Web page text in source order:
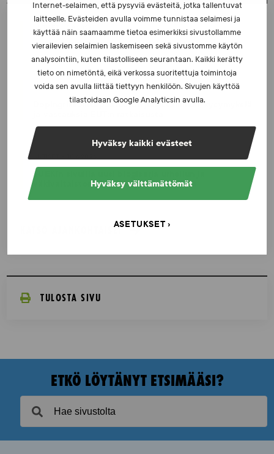
Internet-selaimen, että pysyviä evästeitä, jotka tallentuvat
laitteelle. Evästeiden avulla voimme tunnistaa selaimesi ja
käyttää näin saamaamme tietoa esimerkiksi sivustollamme
vierailevien selaimien laskemiseen sekä sivustomme käytön
analysointiin, kuten tilastolliseen seurantaan. Kaikki kerätty
tieto on nimetöntä, eikä verkossa suoritettuja toimintoja
voida sen avulla liittää tiettyyn henkilöön. Sivujen käyttöä
tilastoidaan Google Analyticsin avulla.
Hyväksy kaikki evästeet
Hyväksy välttämättömät
ASETUKSET
UUTISET - 5.8.2026
Iljukov SUEKin lääketieteelliseksi asiantuntijaksi
UUTISET - 16.7.2026
Dopingrikkomuspäätösten julkistaminen: kysymyksiä
SUEKin sivuilla uusi blogisarja urheilun ja
väkivaltaisten alakulttuurien suhteesta
KATSO AJANKOHTAISET
TULOSTA SIVU
ETKÖ LÖYTÄNYT ETSIMÄÄSI?